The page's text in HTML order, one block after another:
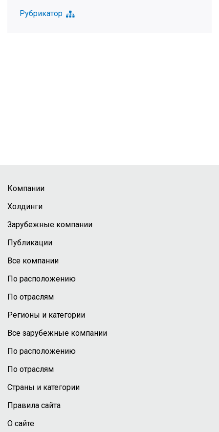
Рубрикатор
Компании
Холдинги
Зарубежные компании
Публикации
Все компании
По расположению
По отраслям
Регионы и категории
Все зарубежные компании
По расположению
По отраслям
Страны и категории
Правила сайта
О сайте